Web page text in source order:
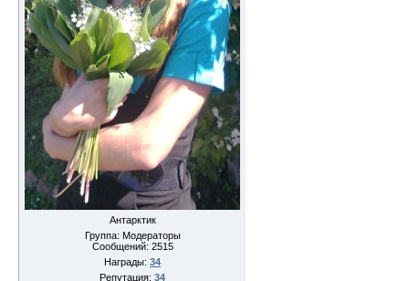
Антарктик
Группа: Модераторы
Сообщений: 2515
Награды: 34
Репутация: 34